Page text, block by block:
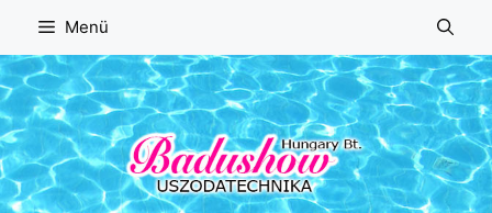
tartalomba
Menü